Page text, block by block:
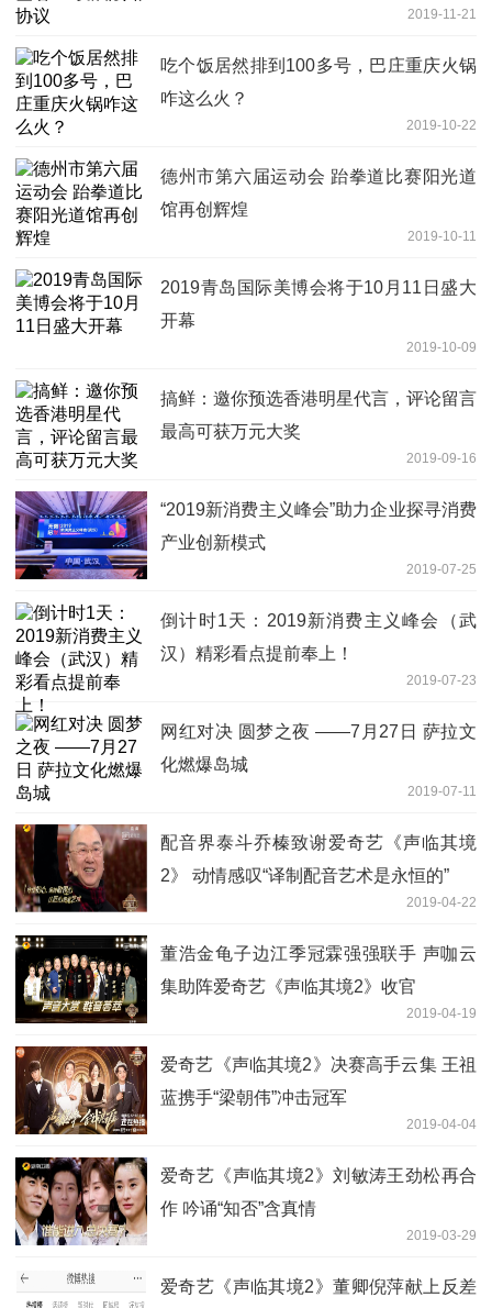
2019-11-21
吃个饭居然排到100多号，巴庄重庆火锅
咋这么火？
2019-10-22
德州市第六届运动会 跆拳道比赛阳光道
馆再创辉煌
2019-10-11
2019青岛国际美博会将于10月11日盛大
开幕
2019-10-09
搞鲜：邀你预选香港明星代言，评论留言
最高可获万元大奖
2019-09-16
“2019新消费主义峰会”助力企业探寻消费
产业创新模式
2019-07-25
倒计时1天：2019新消费主义峰会（武
汉）精彩看点提前奉上！
2019-07-23
网红对决 圆梦之夜 ——7月27日 萨拉文
化燃爆岛城
2019-07-11
配音界泰斗乔榛致谢爱奇艺《声临其境
2》 动情感叹“译制配音艺术是永恒的”
2019-04-22
董浩金龟子边江季冠霖强强联手 声咖云
集助阵爱奇艺《声临其境2》收官
2019-04-19
爱奇艺《声临其境2》决赛高手云集 王祖
蓝携手“梁朝伟”冲击冠军
2019-04-04
爱奇艺《声临其境2》刘敏涛王劲松再合
作 吟诵“知否”含真情
2019-03-29
爱奇艺《声临其境2》董卿倪萍献上反差